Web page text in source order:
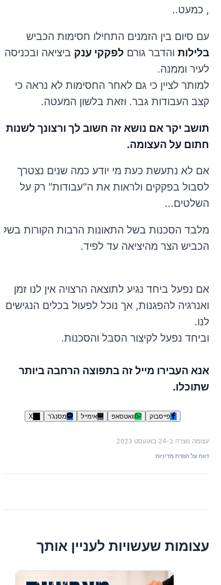
, כמעט..
עם סיום בין הזמנים התחילו חסימות הכביש
בלילות והדבר גורם לפקקי ענק ביציאה ובכניסה
לעיר וממנה.
למותר לציין כי גם לאחר החסימות לא נראה כי
קצב העבודות גבר. וזאת בלשון המעטה.
תושב יקר אם נושא זה חשוב לך ורצונך לשנות
חתום על העצומה.
אם לא נתעשת כעת מי יודע כמה שנים נצטרך
לסבול בפקקים ולראות את ה"עבודות" רק על
השלטים...
מלבד הסכנות בשל התאונות הרבות הקורות בשל
הכביש הצר מהיציאה עד לפיד.
אם נפעל ביחד נגיע לתוצאה הרצויה אין לנו זמן
ואנרגיה להפגנות, אך נוכל לפעול בכלים הנגישים
לנו.
וביחד נפעל לקיצור הסבל והסכנות.
אנא העבירו מייל זה בתפוצה הרחבה ביותר
שתוכלו.
פייסבוק וואטסאפ אימייל מסנג'ר X
עצומה נוצרה ב-24 באוגוסט 2023
דווח על הפרת מדיניות
עצומות שעשויות לעניין אותך